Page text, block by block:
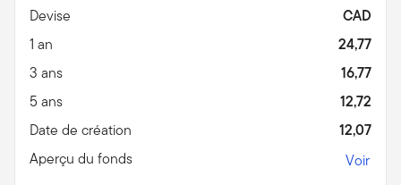
Devise
CAD
1 an
24,77
3 ans
16,77
5 ans
12,72
Date de création
12,07
Aperçu du fonds
Voir